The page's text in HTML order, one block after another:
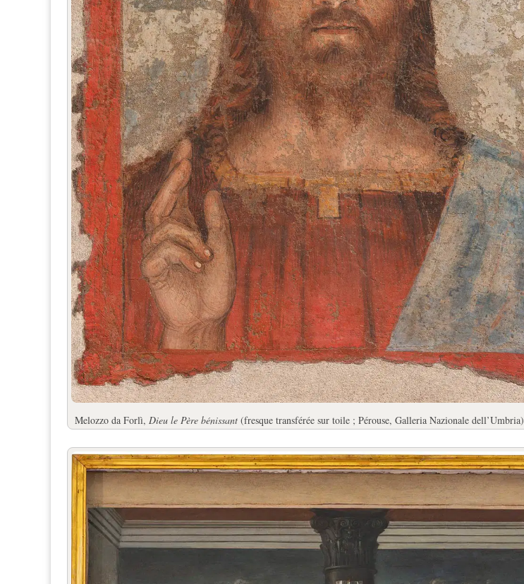
Melozzo da Forlì, Dieu le Père bénissant (fresque transférée sur toile ; Pérouse, Galleria Nazionale dell’Umbria)